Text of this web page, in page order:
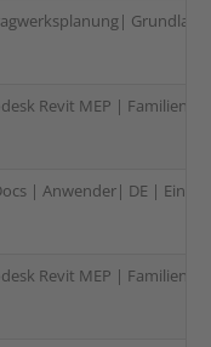
Revit MEP | Familien
| Anwender| DE |
Revit MEP | Familien